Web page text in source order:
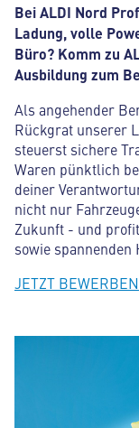
Bei ALDI Nord
Ladung, volle
Büro? Komm zu
Ausbildung zum
Als angehender
Rückgrat unserer
steuerst sichere
Waren pünktlich
deiner
nicht nur
Zukunft - und
sowie
JETZT BEWERBEN